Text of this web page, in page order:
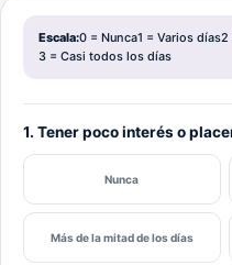
Escala:0 = Nunca1 = Varios días2
3 = Casi todos los días
1. Tener poco interés o
Nunca
Más de la mitad de los días